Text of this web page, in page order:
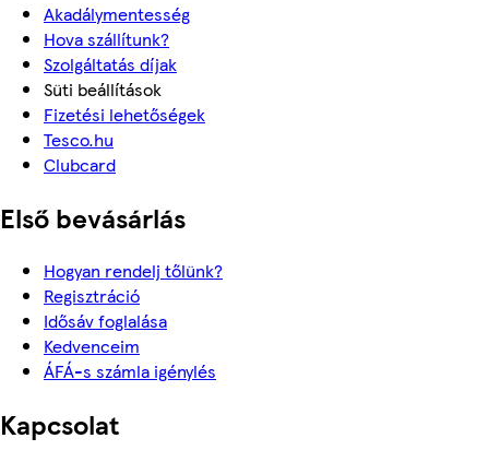
Akadálymentesség
Hova szállítunk?
Szolgáltatás díjak
Süti beállítások
Fizetési lehetőségek
Tesco.hu
Clubcard
Első bevásárlás
Hogyan rendelj tőlünk?
Regisztráció
Idősáv foglalása
Kedvenceim
ÁFÁ-s számla igénylés
Kapcsolat